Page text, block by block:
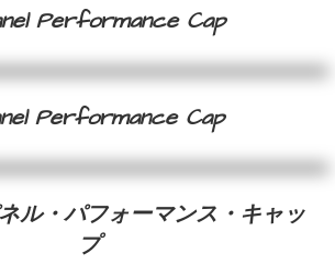
Performance Cap
Performance Cap
ル・パフォーマンス・キャッ
プ